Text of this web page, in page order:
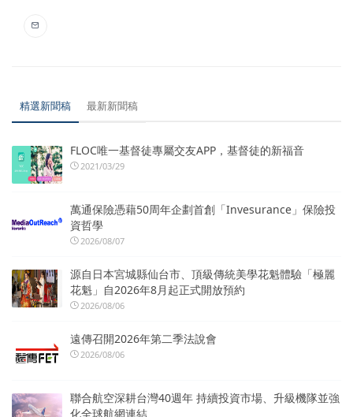
精選新聞稿 最新新聞稿
FLOC唯一基督徒專屬交友APP，基督徒的新福音
2021/03/29
萬通保險憑藉50周年企劃首創「Invesurance」保險投
資哲學
2026/08/07
源自日本宮城縣仙台市、頂級傳統美學花魁體驗「極麗
花魁」自2026年8月起正式開放預約
2026/08/06
遠傳召開2026年第二季法說會
2026/08/06
聯合航空深耕台灣40週年 持續投資市場、升級機隊並強
化全球航網連結